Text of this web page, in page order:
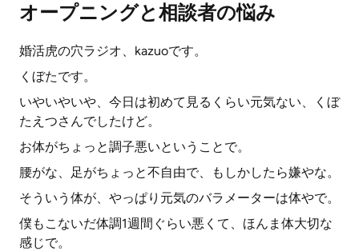
オープニングと相談者の悩み
婚活虎の穴ラジオ、kazuoです。
くぼたです。
いやいやいや、今日は初めて見るくらい元気ない、くぼ
たえつさんでしたけど。
お体がちょっと調子悪いということで。
腰がな、足がちょっと不自由で、もしかしたら嫌やな。
そういう体が、やっぱり元気のバラメーターは体やで。
僕もこないだ体調1週間ぐらい悪くて、ほんま体大切な
感じで。